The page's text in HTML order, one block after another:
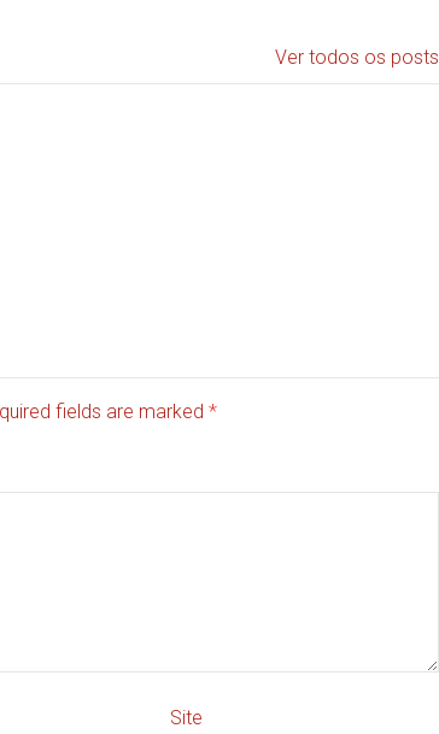
Ver todos os posts
fields are marked *
Site